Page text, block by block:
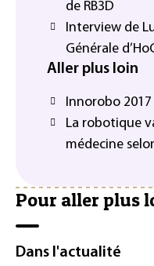
de RB3D
Interview de
Générale
Aller plus loin
Innorobo
La robotique
médecine
Pour aller plus
Dans l'actualité